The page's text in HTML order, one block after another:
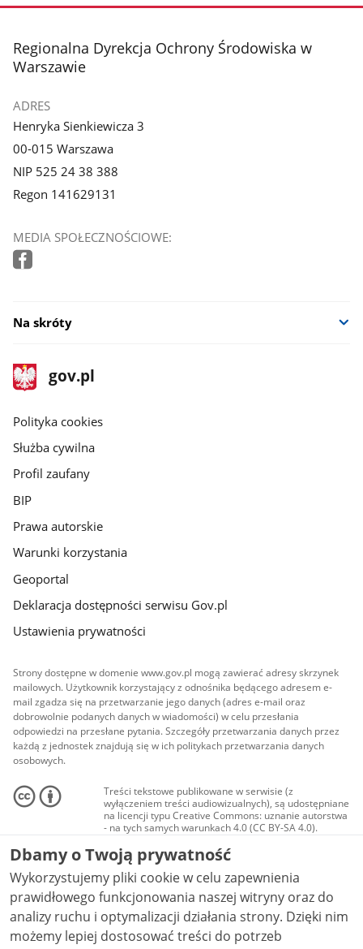
stopka
Regionalna Dyrekcja Ochrony Środowiska w
Warszawie
ADRES
Henryka Sienkiewicza 3
00-015 Warszawa
NIP 525 24 38 388
Regon 141629131
MEDIA SPOŁECZNOŚCIOWE:
Na skróty
stopka
gov.pl
Strona
gov.pl
gov.pl
Polityka cookies
Służba cywilna
Profil zaufany
BIP
Prawa autorskie
Warunki korzystania
Geoportal
Deklaracja dostępności serwisu Gov.pl
Ustawienia prywatności
Strony dostępne w domenie www.gov.pl mogą zawierać adresy skrzynek
mailowych. Użytkownik korzystający z odnośnika będącego adresem e-
mail zgadza się na przetwarzanie jego danych (adres e-mail oraz
dobrowolnie podanych danych w wiadomości) w celu przesłania
odpowiedzi na przesłane pytania. Szczegóły przetwarzania danych przez
każdą z jednostek znajdują się w ich politykach przetwarzania danych
osobowych.
Treści tekstowe publikowane w serwisie (z
wyłączeniem treści audiowizualnych), są udostępniane
na licencji typu Creative Commons: uznanie autorstwa
- na tych samych warunkach 4.0 (CC BY-SA 4.0).
Materiały audiowizualne, w tym zdjęcia, materiały
audio i wideo, są udostępniane na licencji typu
Creative Commons: uznanie autorstwa użycie
niekomercyjne - bez utworów zależnych 4.0 (CC BY-
NC-ND 4.0), o ile nie jest to stwierdzone inaczej.
Dbamy o Twoją prywatność
Wykorzystujemy pliki cookie w celu zapewnienia
prawidłowego funkcjonowania naszej witryny oraz do
analizy ruchu i optymalizacji działania strony. Dzięki nim
możemy lepiej dostosować treści do potrzeb